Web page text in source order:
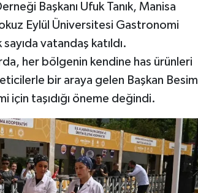
Başkanı Ufuk Tanık, Manisa
Eylül Üniversitesi Gastronomi
vatandaş katıldı.
her bölgenin kendine has ürünleri
bir araya gelen Başkan Besim
için taşıdığı öneme değindi.